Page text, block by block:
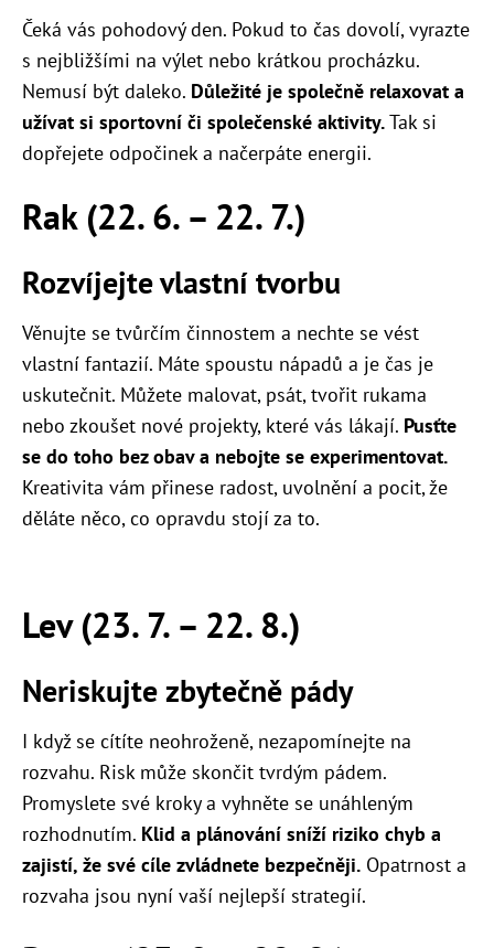
Čeká vás pohodový den. Pokud to čas dovolí, vyrazte
s nejbližšími na výlet nebo krátkou procházku.
Nemusí být daleko. Důležité je společně relaxovat a
užívat si sportovní či společenské aktivity.Tak si
dopřejete odpočinek a načerpáte energii.
Rak (22. 6. – 22. 7.)
Rozvíjejte vlastní tvorbu
Věnujte se tvůrčím činnostem a nechte se vést
vlastní fantazií. Máte spoustu nápadů a je čas je
uskutečnit. Můžete malovat, psát, tvořit rukama
nebo zkoušet nové projekty, které vás lákají. Pusťte
se do toho bez obav a nebojte se experimentovat.
Kreativita vám přinese radost, uvolnění a pocit, že
děláte něco, co opravdu stojí za to.
Lev (23. 7. – 22. 8.)
Neriskujte zbytečně pády
I když se cítíte neohroženě, nezapomínejte na
rozvahu. Risk může skončit tvrdým pádem.
Promyslete své kroky a vyhněte se unáhleným
rozhodnutím. Klid a plánování sníží riziko chyb a
zajistí, že své cíle zvládnete bezpečněji. Opatrnost a
rozvaha jsou nyní vaší nejlepší strategií.